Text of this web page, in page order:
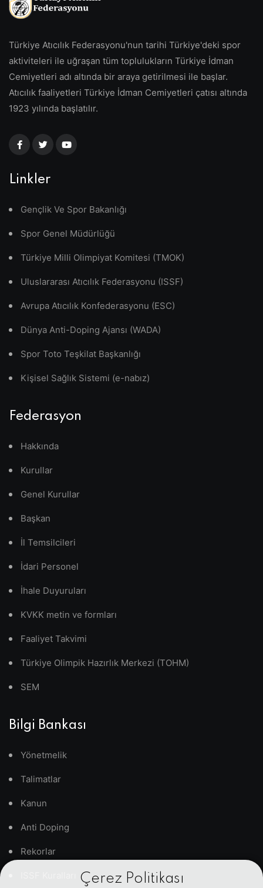
Çerez Politikası
Türkiye Atıcılık Federasyonu'nun tarihi Türkiye'deki spor
aktiviteleri ile uğraşan tüm toplulukların Türkiye İdman
Cemiyetleri adı altında bir araya getirilmesi ile başlar.
Atıcılık faaliyetleri Türkiye İdman Cemiyetleri çatısı altında
1923 yılında başlatılır.
Linkler
Gençlik Ve Spor Bakanlığı
Spor Genel Müdürlüğü
Türkiye Milli Olimpiyat Komitesi (TMOK)
Uluslararası Atıcılık Federasyonu (ISSF)
Avrupa Atıcılık Konfederasyonu (ESC)
Dünya Anti-Doping Ajansı (WADA)
Spor Toto Teşkilat Başkanlığı
Kişisel Sağlık Sistemi (e-nabız)
Federasyon
Hakkında
Kurullar
Genel Kurullar
Başkan
İl Temsilcileri
İdari Personel
İhale Duyuruları
KVKK metin ve formları
Faaliyet Takvimi
Türkiye Olimpik Hazırlık Merkezi (TOHM)
SEM
Bilgi Bankası
Yönetmelik
Talimatlar
Kanun
Anti Doping
Rekorlar